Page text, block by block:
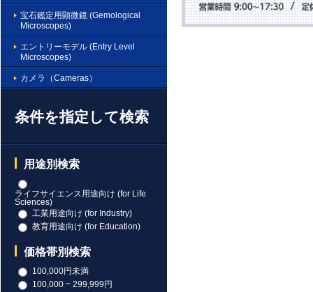
宝石鑑定用顕微鏡 (Gemological
Microscopes)
エントリーモデル (Entry Level
Microscopes)
カメラ（Cameras）
条件を指定して検索
用途別検索
ライフサイエンス用途向け (for Life
Sciences)
工業用途向け (for Industry)
教育用途向け (for Education)
価格帯別検索
100,000円未満
100,000 ~ 299,999円